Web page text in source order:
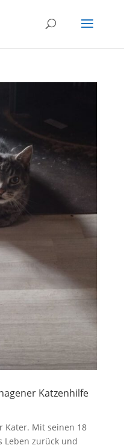
Katzenhilfe
Kater. Mit seinen 18
Leben zurück und